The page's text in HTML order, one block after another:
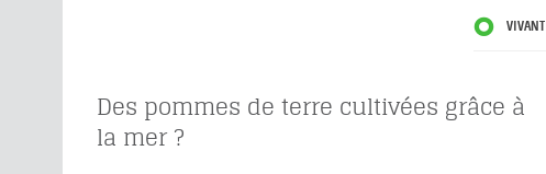
VIVANT
Des pommes de terre cultivées grâce à
la mer ?